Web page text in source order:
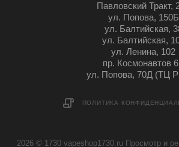
Павловский Тракт,
ул. Попова, 150Б
ул. Балтийская,
ул. Балтийская,
ул. Ленина, 102
пр. Космонавтов
ул. Попова, 70Д (ТЦ
ПОЛИТИКА
2026 © 1730 vapeshop1730.ru Просмотр и